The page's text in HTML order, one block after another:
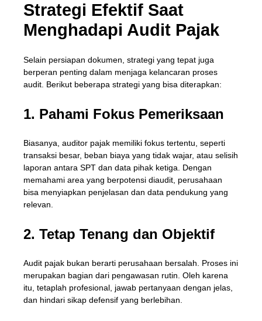
Strategi Efektif Saat
Menghadapi Audit Pajak
Selain persiapan dokumen, strategi yang tepat juga
berperan penting dalam menjaga kelancaran proses
audit. Berikut beberapa strategi yang bisa diterapkan:
1. Pahami Fokus Pemeriksaan
Biasanya, auditor pajak memiliki fokus tertentu, seperti
transaksi besar, beban biaya yang tidak wajar, atau selisih
laporan antara SPT dan data pihak ketiga. Dengan
memahami area yang berpotensi diaudit, perusahaan
bisa menyiapkan penjelasan dan data pendukung yang
relevan.
2. Tetap Tenang dan Objektif
Audit pajak bukan berarti perusahaan bersalah. Proses ini
merupakan bagian dari pengawasan rutin. Oleh karena
itu, tetaplah profesional, jawab pertanyaan dengan jelas,
dan hindari sikap defensif yang berlebihan.